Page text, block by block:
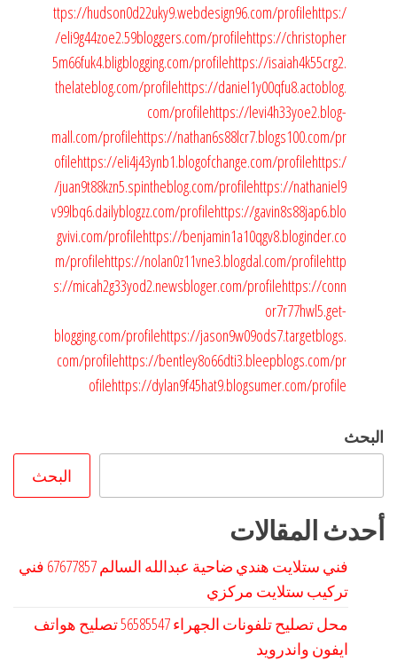
ttps://hudson0d22uky9.webdesign96.com/profilehttps:/
/eli9g44zoe2.59bloggers.com/profilehttps://christopher
5m66fuk4.bligblogging.com/profilehttps://isaiah4k55crg2.
thelateblog.com/profilehttps://daniel1y00qfu8.actoblog.
com/profilehttps://levi4h33yoe2.blog-
mall.com/profilehttps://nathan6s88lcr7.blogs100.com/pr
ofilehttps://eli4j43ynb1.blogofchange.com/profilehttps:/
/juan9t88kzn5.spintheblog.com/profilehttps://nathaniel9
v99lbq6.dailyblogzz.com/profilehttps://gavin8s88jap6.blo
gvivi.com/profilehttps://benjamin1a10qgv8.bloginder.co
m/profilehttps://nolan0z11vne3.blogdal.com/profilehttp
s://micah2g33yod2.newsbloger.com/profilehttps://conn
or7r77hwl5.get-
blogging.com/profilehttps://jason9w09ods7.targetblogs.
com/profilehttps://bentley8o66dti3.bleepblogs.com/pr
ofilehttps://dylan9f45hat9.blogsumer.com/profile
البحث
البحث
أحدث المقالات
فني ستلايت هندي ضاحية عبدالله السالم 67677857 فني
تركيب ستلايت مركزي
محل تصليح تلفونات الجهراء 56585547 تصليح هواتف
ايفون واندرويد